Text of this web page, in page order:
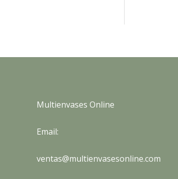
Multienvases Online
Email:
ventas@multienvasesonline.com